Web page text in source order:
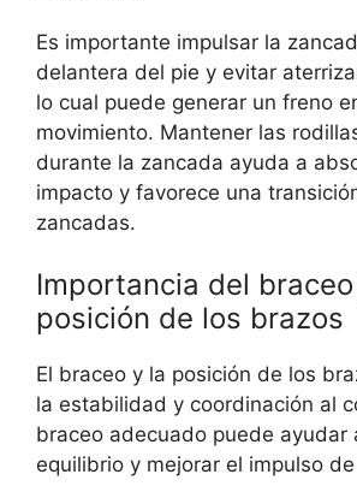
Es importante impulsar la
delantera del pie y evitar
lo cual puede generar un freno
movimiento. Mantener las
durante la zancada ayuda a
impacto y favorece una
zancadas.
Importancia del
posición de los brazos
El braceo y la posición de los
la estabilidad y coordinación al
braceo adecuado puede ayudar
equilibrio y mejorar el impulso